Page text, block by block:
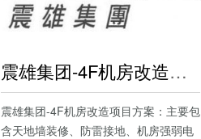
震雄集团-4F机房改造项目
震雄集团-4F机房改造项目方案：主要包
含天地墙装修、防雷接地、机房强弱电